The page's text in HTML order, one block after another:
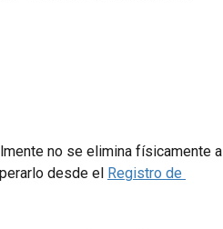
no se elimina físicamente al
desde el Registro de